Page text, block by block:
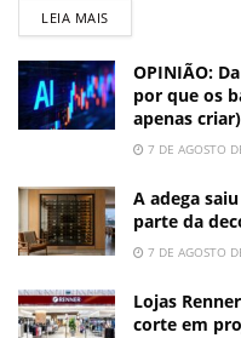
LEIA MAIS
OPINIÃO:
por que os
apenas
7 DE AGOSTO
A adega
parte da
7 DE AGOSTO
Lojas
corte em